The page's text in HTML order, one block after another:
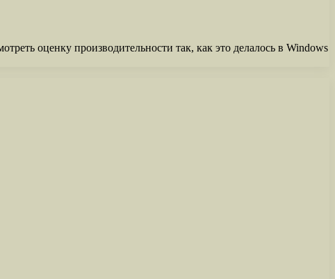
оценку производительности так, как это делалось в Windows